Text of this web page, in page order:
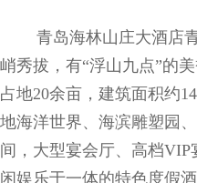
青岛海林山庄大酒店青
峭秀拔，有“浮山九点”的
占地20余亩，建筑面积约
地海洋世界、海滨雕塑园
间，大型宴会厅、高档
闲娱乐于一体的特色度假